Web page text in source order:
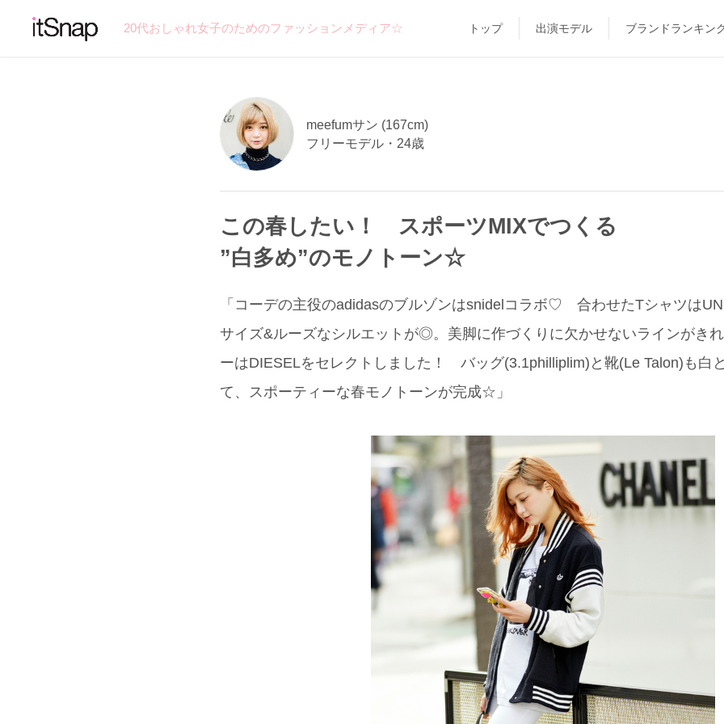
20代おしゃれ女子のためのファッションメディア☆ トップ 出演モデル ブランドランキン
meefumサン (167cm)
フリーモデル・24歳
この春したい！ スポーツMIXでつくる
”白多め”のモノトーン☆
「コーデの主役のadidasのブルゾンはsnidelコラボ♡ 合わせたTシャツは
サイズ&ルーズなシルエットが◎。美脚に作づくりに欠かせないラインがき
ーはDIESELをセレクトしました！ バッグ(3.1philliplim)と靴(Le Talon)も白
て、スポーティーな春モノトーンが完成☆」